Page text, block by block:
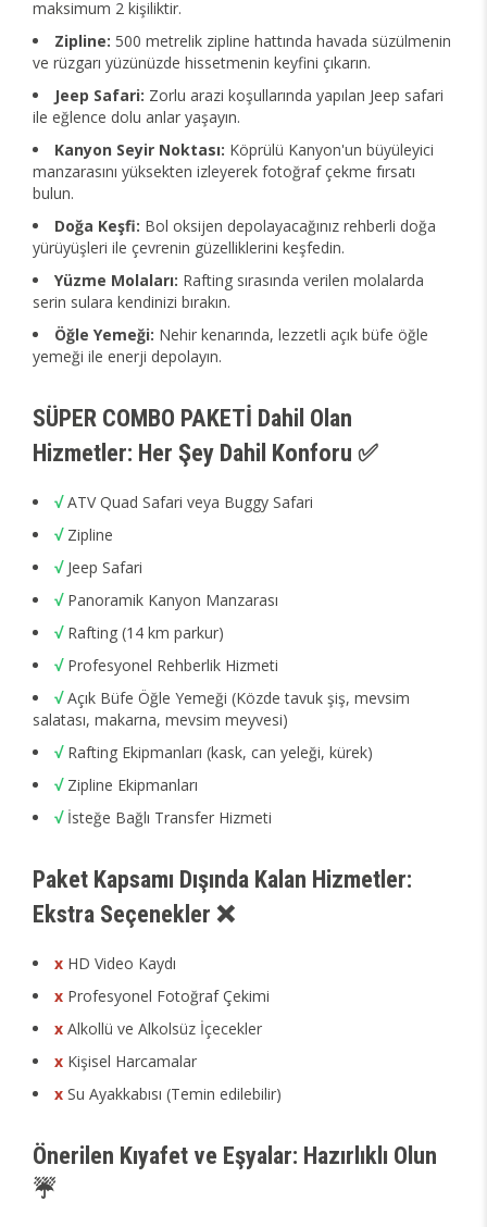
maksimum 2 kişiliktir.
Zipline: 500 metrelik zipline hattında havada süzülmenin
ve rüzgarı yüzünüzde hissetmenin keyfini çıkarın.
Jeep Safari: Zorlu arazi koşullarında yapılan Jeep safari
ile eğlence dolu anlar yaşayın.
Kanyon Seyir Noktası: Köprülü Kanyon'un büyüleyici
manzarasını yüksekten izleyerek fotoğraf çekme fırsatı
bulun.
Doğa Keşfi: Bol oksijen depolayacağınız rehberli doğa
yürüyüşleri ile çevrenin güzelliklerini keşfedin.
Yüzme Molaları: Rafting sırasında verilen molalarda
serin sulara kendinizi bırakın.
Öğle Yemeği: Nehir kenarında, lezzetli açık büfe öğle
yemeği ile enerji depolayın.
SÜPER COMBO PAKETİ Dahil Olan
Hizmetler: Her Şey Dahil Konforu ✅
√ATV Quad Safari veya Buggy Safari
√Zipline
√Jeep Safari
√Panoramik Kanyon Manzarası
√Rafting (14 km parkur)
√Profesyonel Rehberlik Hizmeti
√Açık Büfe Öğle Yemeği (Közde tavuk şiş, mevsim
salatası, makarna, mevsim meyvesi)
√Rafting Ekipmanları (kask, can yeleği, kürek)
√Zipline Ekipmanları
√İsteğe Bağlı Transfer Hizmeti
Paket Kapsamı Dışında Kalan Hizmetler:
Ekstra Seçenekler ❌
x HD Video Kaydı
x Profesyonel Fotoğraf Çekimi
x Alkollü ve Alkolsüz İçecekler
x Kişisel Harcamalar
x Su Ayakkabısı (Temin edilebilir)
Önerilen Kıyafet ve Eşyalar: Hazırlıklı Olun
☔